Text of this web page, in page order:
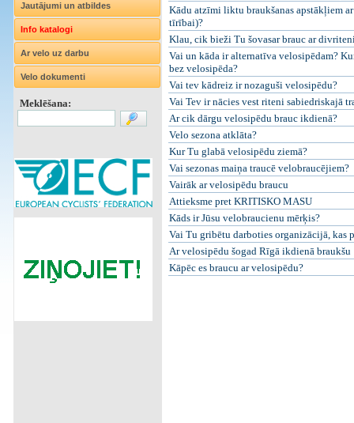
Jautājumi un atbildes
Info katalogi
Ar velo uz darbu
Velo dokumenti
Meklēšana:
Kādu atzīmi liktu braukšanas apstākļiem
tīrībai)?
Klau, cik bieži Tu šovasar brauc ar
Vai un kāda ir alternatīva velosipēdam?
bez velosipēda?
Vai tev kādreiz ir nozaguši velosipēdu?
Vai Tev ir nācies vest riteni sabiedriskajā
Ar cik dārgu velosipēdu brauc ikdienā?
Velo sezona atklāta?
Kur Tu glabā velosipēdu ziemā?
Vai sezonas maiņa traucē velobraucējiem?
Vairāk ar velosipēdu braucu
Attieksme pret KRITISKO MASU
Kāds ir Jūsu velobraucienu mērķis?
Vai Tu gribētu darboties organizācijā, kas
Ar velosipēdu šogad Rīgā ikdienā braukšu
Kāpēc es braucu ar velosipēdu?